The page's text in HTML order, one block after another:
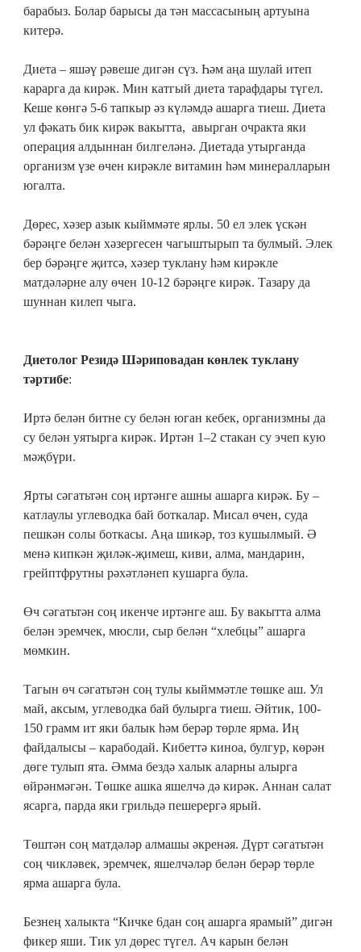
барабыз. Болар барысы да тән массасының артуына
китерә.
Диета – яшәү рәвеше дигән сүз. Һәм аңа шулай итеп
карарга да кирәк. Мин катгый диета тарафдары түгел.
Кеше көнгә 5-6 тапкыр әз күләмдә ашарга тиеш. Диета
ул фәкать бик кирәк вакытта, авырган очракта яки
операция алдыннан билгеләнә. Диетада утырганда
организм үзе өчен кирәкле витамин һәм минералларын
югалта.
Дөрес, хәзер азык кыйммәте ярлы. 50 ел элек үскән
бәрәңге белән хәзергесен чагыштырып та булмый. Элек
бер бәрәңге җитсә, хәзер туклану һәм кирәкле
матдәләрне алу өчен 10-12 бәрәңге кирәк. Тазару да
шуннан килеп чыга.
Диетолог Резидә Шәриповадан көнлек туклану
тәртибе:
Иртә белән битне су белән юган кебек, организмны да
су белән уятырга кирәк. Иртән 1–2 стакан су эчеп кую
мәҗбүри.
Ярты сәгатьтән соң иртәнге ашны ашарга кирәк. Бу –
катлаулы углеводка бай боткалар. Мисал өчен, суда
пешкән солы боткасы. Аңа шикәр, тоз кушылмый. Ә
менә кипкән җиләк-җимеш, киви, алма, мандарин,
грейптфрутны рәхәтләнеп кушарга була.
Өч сәгатьтән соң икенче иртәнге аш. Бу вакытта алма
белән эремчек, мюсли, сыр белән “хлебцы” ашарга
мөмкин.
Тагын өч сәгатьтән соң тулы кыйммәтле төшке аш. Ул
май, аксым, углеводка бай булырга тиеш. Әйтик, 100-
150 грамм ит яки балык һәм берәр төрле ярма. Иң
файдалысы – карабодай. Кибеттә киноа, булгур, көрән
дөге тулып ята. Әмма бездә халык аларны алырга
өйрәнмәгән. Төшке ашка яшелчә дә кирәк. Аннан салат
ясарга, парда яки грильдә пешерергә ярый.
Төштән соң матдәләр алмашы әкренәя. Дүрт сәгатьтән
соң чикләвек, эремчек, яшелчәләр белән берәр төрле
ярма ашарга була.
Безнең халыкта “Кичке 6дан соң ашарга ярамый” дигән
фикер яши. Тик ул дөрес түгел. Ач карын белән